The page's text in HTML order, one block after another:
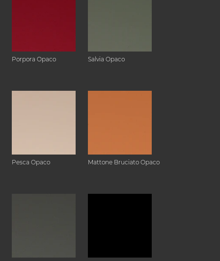
Porpora Opaco Salvia Opaco
Pesca Opaco Mattone Bruciato Opaco